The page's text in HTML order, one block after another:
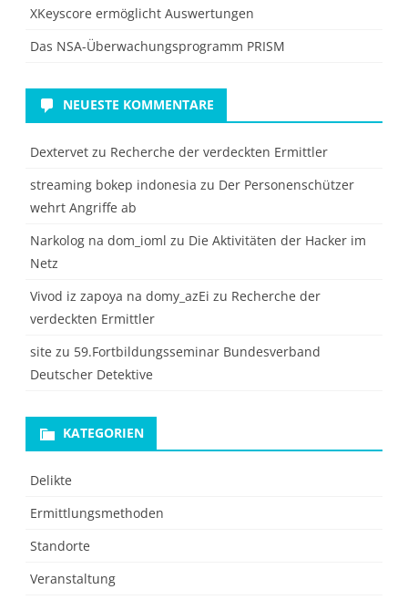
XKeyscore ermöglicht Auswertungen
Das NSA-Überwachungsprogramm PRISM
NEUESTE KOMMENTARE
Dextervet zu Recherche der verdeckten Ermittler
streaming bokep indonesia zu Der Personenschützer
wehrt Angriffe ab
Narkolog na dom_ioml zu Die Aktivitäten der Hacker im
Netz
Vivod iz zapoya na domy_azEi zu Recherche der
verdeckten Ermittler
site zu 59.Fortbildungsseminar Bundesverband
Deutscher Detektive
KATEGORIEN
Delikte
Ermittlungsmethoden
Standorte
Veranstaltung